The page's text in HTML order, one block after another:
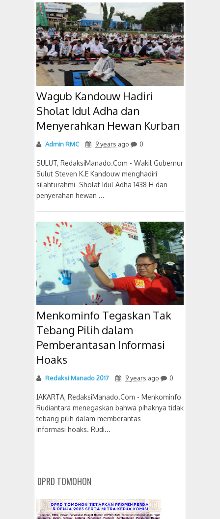
Wagub Kandouw Hadiri
Sholat Idul Adha dan
Menyerahkan Hewan Kurban
Admin RMC 9 years ago 0
SULUT, RedaksiManado.Com - Wakil Gubernur
Sulut Steven K.E Kandouw menghadiri
silahturahmi Sholat Idul Adha 1438 H dan
penyerahan hewan ...
Menkominfo Tegaskan Tak
Tebang Pilih dalam
Pemberantasan Informasi
Hoaks
Redaksi Manado 2017 9 years ago 0
JAKARTA, RedaksiManado.Com - Menkominfo
Rudiantara menegaskan bahwa pihaknya tidak
tebang pilih dalam memberantas
informasi hoaks. Rudi...
DPRD TOMOHON